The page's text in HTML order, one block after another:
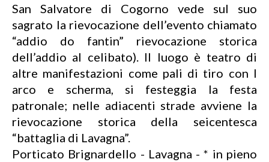
San Salvatore di Cogorno vede sul suo
sagrato la rievocazione dell’evento chiamato
“addio do fantin” rievocazione storica
dell’addio al celibato). Il luogo è teatro di
altre manifestazioni come pali di tiro con l
arco e scherma, si festeggia la festa
patronale; nelle adiacenti strade avviene la
rievocazione storica della seicentesca
“battaglia di Lavagna”.
Porticato Brignardello - Lavagna - * in pieno